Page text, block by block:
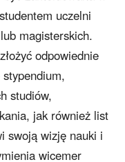
uczelni
magisterskich.
odpowiednie
studiów,
jak również list
swoją wizję nauki i
wicemer